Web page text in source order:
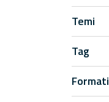
Temi
Tag
Formati